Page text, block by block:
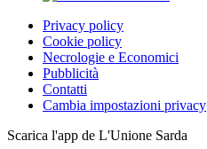
Privacy policy
Cookie policy
Necrologie e Economici
Pubblicità
Contatti
Cambia impostazioni privacy
Scarica l'app de L'Unione Sarda